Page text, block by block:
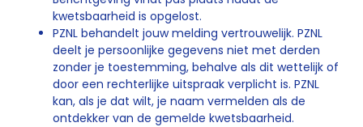
kwetsbaarheid is opgelost.
PZNL behandelt jouw melding vertrouwelijk. PZNL
deelt je persoonlijke gegevens niet met derden
zonder je toestemming, behalve als dit wettelijk of
door een rechterlijke uitspraak verplicht is. PZNL
kan, als je dat wilt, je naam vermelden als de
ontdekker van de gemelde kwetsbaarheid.